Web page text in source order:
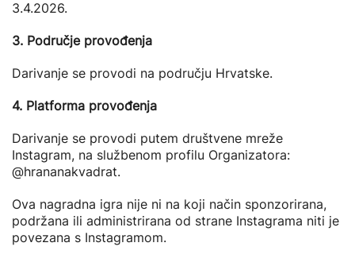
3.4.2026.
3. Područje provođenja
Darivanje se provodi na području Hrvatske.
4. Platforma provođenja
Darivanje se provodi putem društvene mreže
Instagram, na službenom profilu Organizatora:
@hrananakvadrat.
Ova nagradna igra nije ni na koji način sponzorirana,
podržana ili administrirana od strane Instagrama niti je
povezana s Instagramom.